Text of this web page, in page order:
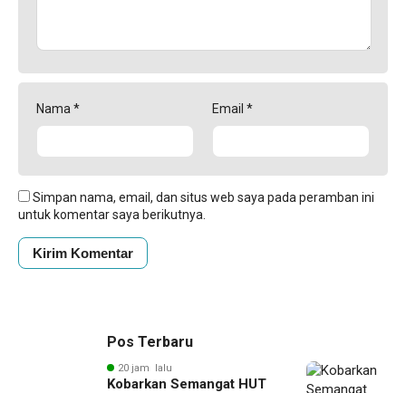
Nama * Email *
Simpan nama, email, dan situs web saya pada peramban ini
untuk komentar saya berikutnya.
Pos Terbaru
20 jam lalu
Kobarkan Semangat HUT